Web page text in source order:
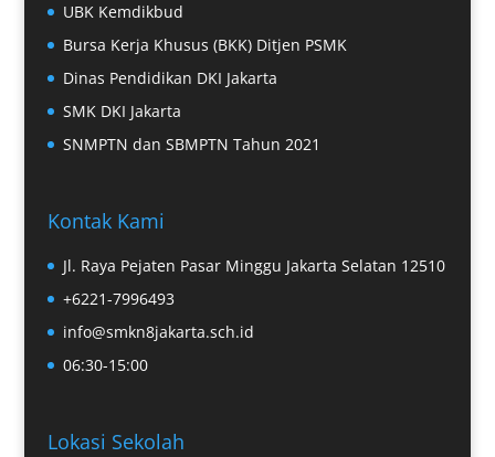
UBK Kemdikbud
Bursa Kerja Khusus (BKK) Ditjen PSMK
Dinas Pendidikan DKI Jakarta
SMK DKI Jakarta
SNMPTN dan SBMPTN Tahun 2021
Kontak Kami
Jl. Raya Pejaten Pasar Minggu Jakarta Selatan 12510
+6221-7996493
info@smkn8jakarta.sch.id
06:30-15:00
Lokasi Sekolah